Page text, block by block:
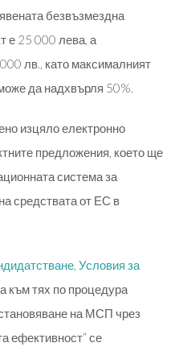
безвъзмездна
е 25 000 лева, а
лв., като максималният
да надхвърля 50%.
изцяло електронно
предложения, което ще
система за
средствата от ЕС в
, Условия за
към тях по процедура
на МСП чрез
ефективност“ се